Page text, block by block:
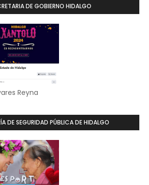
DE GOBIERNO HIDALGO
Reyna
DE SEGURIDAD PÚBLICA DE HIDALGO